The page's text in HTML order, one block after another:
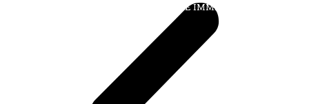
LA "VITA DELL'ISTITUTO" ATTRAVERSO LE IMMAGINI